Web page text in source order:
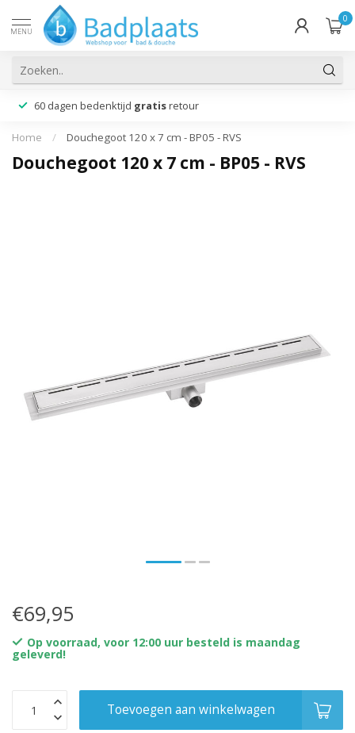
MENU
0
60 dagen bedenktijd gratis retour
Home / Douchegoot 120 x 7 cm - BP05 - RVS
Douchegoot 120 x 7 cm - BP05 - RVS
€69,95
Op voorraad, voor 12:00 uur besteld is maandag
geleverd!
Toevoegen aan winkelwagen